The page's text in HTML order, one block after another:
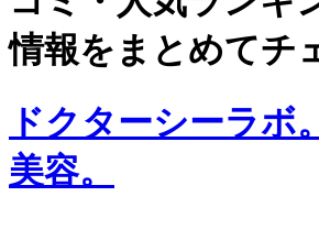
情報をまとめてチ
ドクターシーラボ
美容。